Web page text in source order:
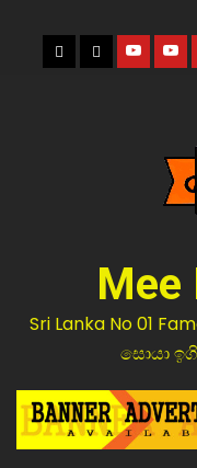
Mee
Sri Lanka No 01
සොයා